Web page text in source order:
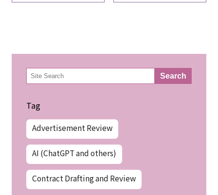
検
索 Search
Tag
Advertisement Review
AI (ChatGPT and others)
Contract Drafting and Review